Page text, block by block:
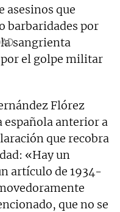
asesinos que
barbaridades por
sangrienta
el golpe militar
Flórez
española anterior a
que recobra
«Hay un
artículo de 1934-
que no se